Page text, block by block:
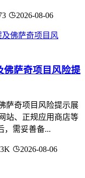
2026-08-06
佛萨奇项目风险提
萨奇项目风险提示展
站、正规应用商店等
，需妥善备...
2026-08-06